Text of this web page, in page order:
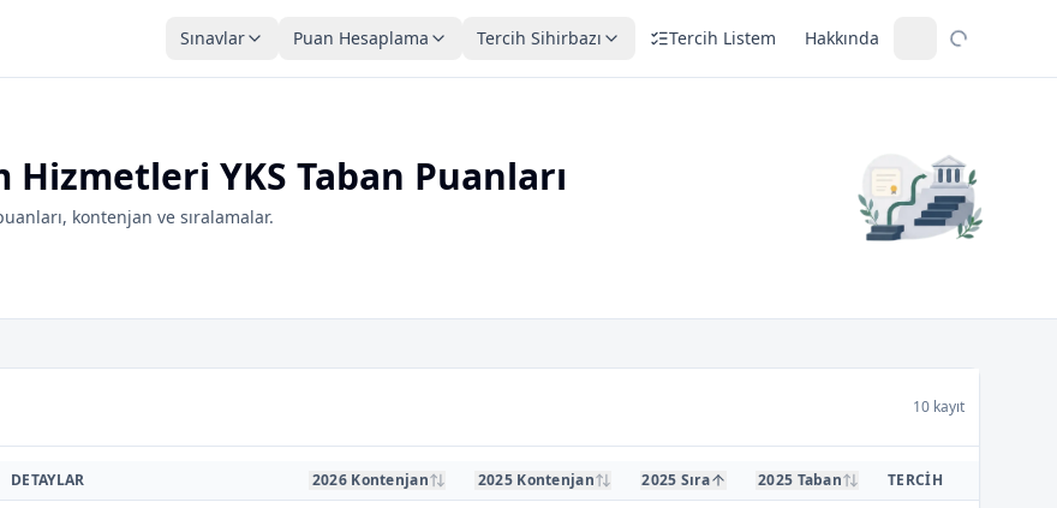
Sınavlar Puan Hesaplama Tercih Sihirbazı Tercih Listem Hakkında
Hizmetleri YKS Taban Puanları
kontenjan ve sıralamalar.
10 kayıt
DETAYLAR 2026 Kontenjan 2025 Kontenjan 2025 Sıra 2025 Taban TERCIH